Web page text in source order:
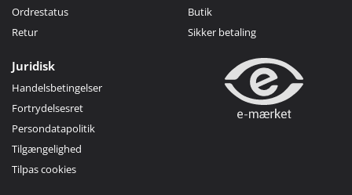
Ordrestatus
Retur
Butik
Sikker betaling
Juridisk
Handelsbetingelser
Fortrydelsesret
Persondatapolitik
Tilgængelighed
Tilpas cookies